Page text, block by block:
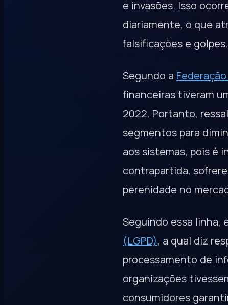
e invasões. Isso
diariamente, o que
falsificações e golpes.
Segundo a
financeiras tiveram
2022. Portanto,
segmentos para
aos sistemas, pois é
contrapartida,
perenidade no
Seguindo essa linha,
(LGPD), a qual diz
processamento de
organizações
consumidores